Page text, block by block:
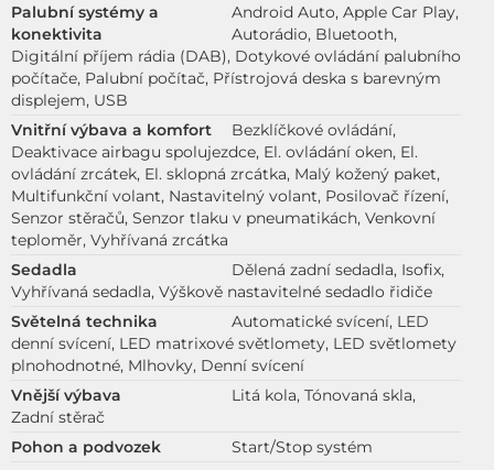
Palubní systémy a
konektivita
Android Auto, Apple Car Play,
Autorádio, Bluetooth,
Digitální příjem rádia (DAB), Dotykové ovládání palubního
počítače, Palubní počítač, Přístrojová deska s barevným
displejem, USB
Vnitřní výbava a komfort
Bezklíčkové ovládání,
Deaktivace airbagu spolujezdce, El. ovládání oken, El.
ovládání zrcátek, El. sklopná zrcátka, Malý kožený paket,
Multifunkční volant, Nastavitelný volant, Posilovač řízení,
Senzor stěračů, Senzor tlaku v pneumatikách, Venkovní
teploměr, Vyhřívaná zrcátka
Sedadla
Dělená zadní sedadla, Isofix,
Vyhřívaná sedadla, Výškově nastavitelné sedadlo řidiče
Světelná technika
Automatické svícení, LED
denní svícení, LED matrixové světlomety, LED světlomety
plnohodnotné, Mlhovky, Denní svícení
Vnější výbava
Litá kola, Tónovaná skla,
Zadní stěrač
Pohon a podvozek
Start/Stop systém